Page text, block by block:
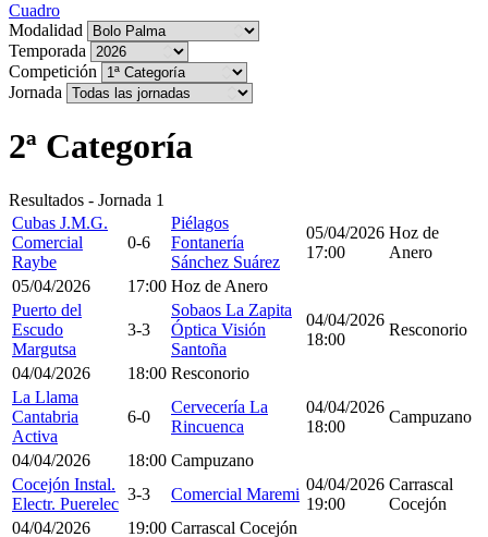
Cuadro
Modalidad
Temporada
Competición
Jornada
2ª Categoría
Resultados - Jornada 1
Cubas J.M.G.
Comercial
Raybe
0-6
Piélagos
Fontanería
Sánchez Suárez
05/04/2026
17:00
Hoz de
Anero
05/04/2026
17:00 Hoz de Anero
Puerto del
Escudo
Margutsa
3-3
Sobaos La Zapita
Óptica Visión
Santoña
04/04/2026
18:00
Resconorio
04/04/2026 18:00 Resconorio
La Llama
Cantabria
Activa
6-0
Cervecería La
Rincuenca
04/04/2026
18:00
Campuzano
04/04/2026 18:00 Campuzano
Cocejón Instal.
Electr. Puerelec
3-3 Comercial Maremi
04/04/2026
19:00
Carrascal
Cocejón
04/04/2026
19:00 Carrascal Cocejón